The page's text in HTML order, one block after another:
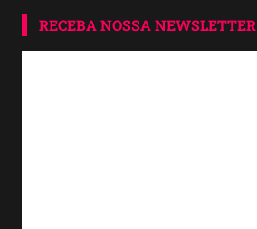
RECEBA NOSSA NEWSLETTER